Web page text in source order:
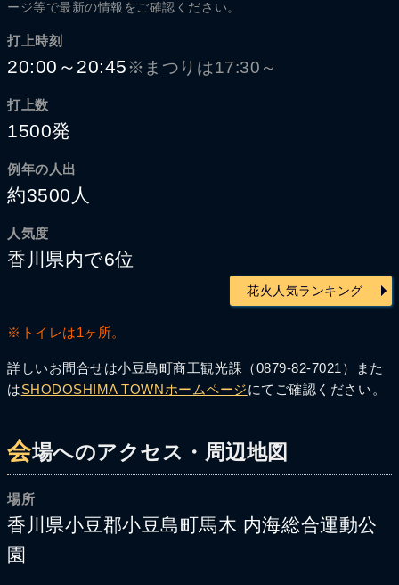
ージ等で最新の情報をご確認ください。
打上時刻
20:00～20:45※まつりは17:30～
打上数
1500発
例年の人出
約3500人
人気度
香川県内で6位
花火人気ランキング
※トイレは1ヶ所。
詳しいお問合せは小豆島町商工観光課（0879-82-7021）また
はSHODOSHIMA TOWNホームページにてご確認ください。
会場へのアクセス・周辺地図
場所
香川県小豆郡小豆島町馬木 内海総合運動公
園